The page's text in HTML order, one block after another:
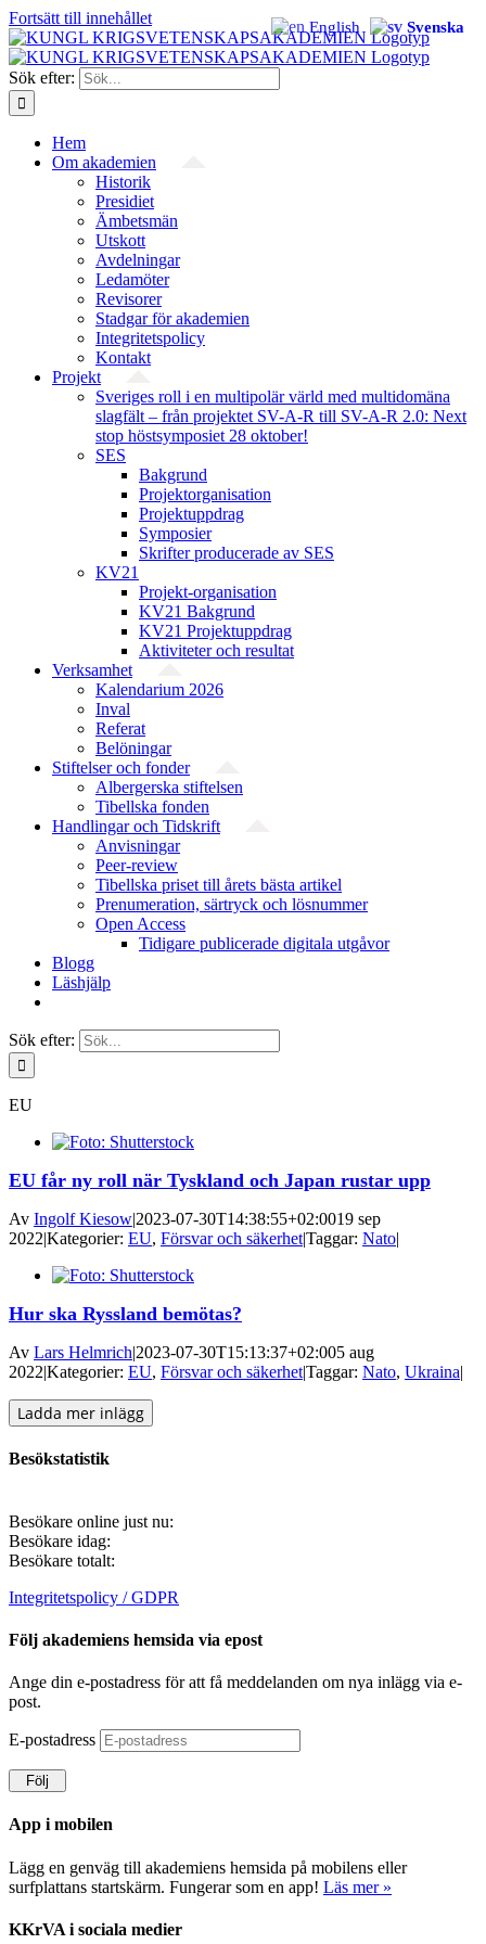
Fortsätt till innehållet
Sök efter:
Hem
Om akademien
Historik
Presidiet
Ämbetsmän
Utskott
Avdelningar
Ledamöter
Revisorer
Stadgar för akademien
Integritetspolicy
Kontakt
Projekt
Sveriges roll i en multipolär värld med multidomäna
slagfält – från projektet SV-A-R till SV-A-R 2.0: Next
stop höstsymposiet 28 oktober!
SES
Bakgrund
Projekt­organisation
Projektuppdrag
Symposier
Skrifter producerade av SES
KV21
Projekt-organisation
KV21 Bakgrund
KV21 Projektuppdrag
Aktiviteter och resultat
Verksamhet
Kalendarium 2026
Inval
Referat
Belöningar
Stiftelser och fonder
Albergerska stiftelsen
Tibellska fonden
Handlingar och Tidskrift
Anvisningar
Peer-review
Tibellska priset till årets bästa artikel
Prenumeration, särtryck och lösnummer
Open Access
Tidigare publicerade digitala utgåvor
Blogg
Läshjälp
Sök efter:
EU
EU får ny roll när Tyskland och Japan rustar upp
Av Ingolf Kiesow|2023-07-30T14:38:55+02:0019 sep
2022|Kategorier: EU, Försvar och säkerhet|Taggar: Nato|
Hur ska Ryssland bemötas?
Av Lars Helmrich|2023-07-30T15:13:37+02:005 aug
2022|Kategorier: EU, Försvar och säkerhet|Taggar: Nato, Ukraina|
Ladda mer inlägg
Besökstatistik
Besökare online just nu:
Besökare idag:
Besökare totalt:
Integritetspolicy / GDPR
Följ akademiens hemsida via epost
Ange din e-postadress för att få meddelanden om nya inlägg via e-
post.
E-postadress
Följ
App i mobilen
Lägg en genväg till akademiens hemsida på mobilens eller
surfplattans startskärm. Fungerar som en app! Läs mer »
KKrVA i sociala medier
English Svenska